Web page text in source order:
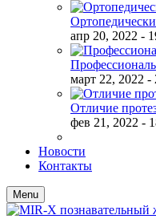
апр 20, 2022 -
март 22, 2022 -
Отличие
фев 21, 2022 -
Новости
Контакты
Menu